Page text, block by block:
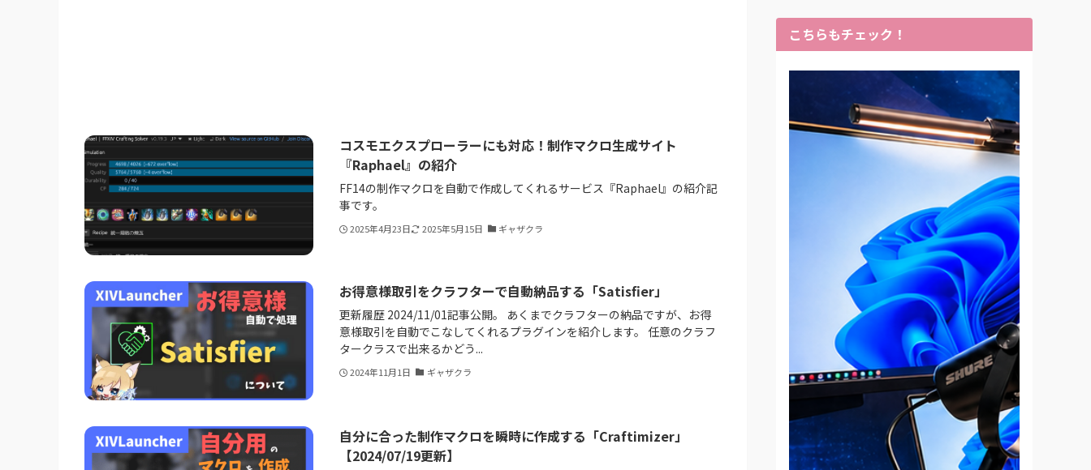
コスモエクスプローラーにも対応！制作マクロ生成サイト
『Raphael』の紹介
FF14の制作マクロを自動で作成してくれるサービス『Raphael』の紹介記
事です。
2025年4月23日 2025年5月15日 ギャザクラ
お得意様取引をクラフターで自動納品する「Satisfier」
更新履歴 2024/11/01記事公開。 あくまでクラフターの納品ですが、お得
意様取引を自動でこなしてくれるプラグインを紹介します。 任意のクラフ
タークラスで出来るかどう...
2024年11月1日 ギャザクラ
自分に合った制作マクロを瞬時に作成する「Craftimizer」
【2024/07/19更新】
こちらもチェック！